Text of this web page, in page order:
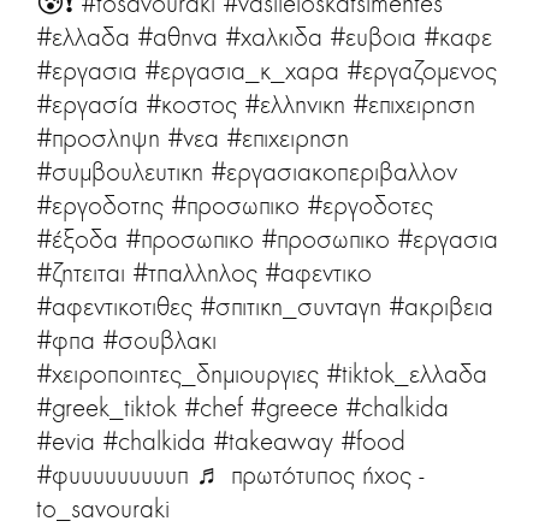
#ελλαδα #αθηνα #χαλκιδα #ευβοια #καφε
#εργασια #εργασια_κ_χαρα #εργαζομενος
#εργασία #κοστος #ελληνικη #επιχειρηση
#προσληψη #νεα #επιχειρηση
#συμβουλευτικη #εργασιακοπεριβαλλον
#εργοδοτης #προσωπικο #εργοδοτες
#έξοδα #προσωπικο #προσωπικο #εργασια
#ζητειται #τπαλληλος #αφεντικο
#αφεντικοτιθες #σπιτικη_συνταγη #ακριβεια
#φπα #σουβλακι
#χειροποιητες_δημιουργιες #tiktok_ελλαδα
#greek_tiktok #chef #greece #chalkida
#evia #chalkida #takeaway #food
#φυυυυυυυυυπ ♬ πρωτότυπος ήχος -
to_savouraki